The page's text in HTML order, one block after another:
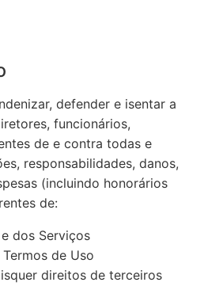
defender e isentar a
funcionários,
de e contra todas e
responsabilidades, danos,
(incluindo honorários
de:
dos Serviços
de Uso
direitos de terceiros